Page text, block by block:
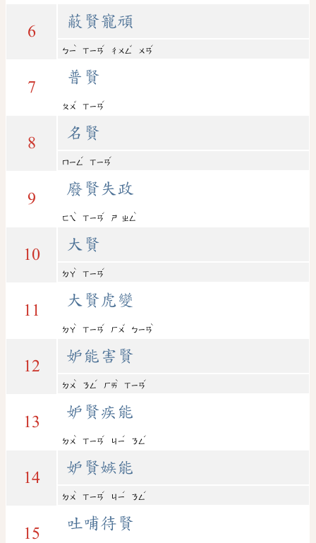
6
蔽賢寵頑
ㄅㄧ
ˋ
ㄒㄧㄢ
ˊ
ㄔㄨㄥ
ˇ
ㄨㄢ
ˊ
7
普賢
ㄆㄨ
ˇ
ㄒㄧㄢ
ˊ
8
名賢
ㄇㄧㄥ
ˊ
ㄒㄧㄢ
ˊ
9
廢賢失政
ㄈㄟ
ˋ
ㄒㄧㄢ
ˊ
ㄕ ㄓㄥ
ˋ
10
大賢
ㄉㄚ
ˋ
ㄒㄧㄢ
ˊ
11
大賢虎變
ㄉㄚ
ˋ
ㄒㄧㄢ
ˊ
ㄏㄨ
ˇ
ㄅㄧㄢ
ˋ
12
妒能害賢
ㄉㄨ
ˋ
ㄋㄥ
ˊ
ㄏㄞ
ˋ
ㄒㄧㄢ
ˊ
13
妒賢疾能
ㄉㄨ
ˋ
ㄒㄧㄢ
ˊ
ㄐㄧ
ˊ
ㄋㄥ
ˊ
14
妒賢嫉能
ㄉㄨ
ˋ
ㄒㄧㄢ
ˊ
ㄐㄧ
ˊ
ㄋㄥ
ˊ
15
吐哺待賢